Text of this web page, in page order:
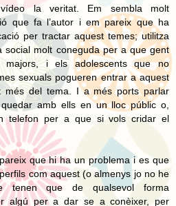
la veritat. Em sembla molt
que fa l’autor i em pareix que ha
per tractar aquest temes; utilitza
social molt coneguda per a que gent
i els adolescents que no
sexuals pogueren entrar a aquest
més del tema. I a més ports parlar
amb ells en un lloc públic o,
telefon per a que si vols cridar el
que hi ha un problema i es que
com aquest (o almenys jo no he
tenen que de qualsevol forma
algú per a dar se a conèixer, per